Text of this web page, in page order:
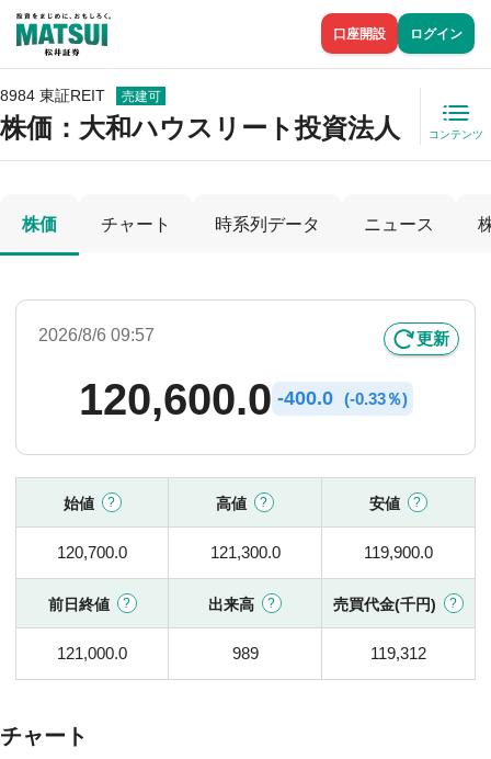
口座開設 ログイン
8984 東証REIT 売建可
株価 ：大和ハウスリート投資法人 コンテンツ
株価 チャート 時系列データ ニュース
2026/8/6 09:57 更新
120,600.0 -400.0 (-0.33％)
始値 高値 安値
120,700.0 121,300.0 119,900.0
前日終値 出来高 売買代金(千円)
121,000.0 989 119,312
チャート